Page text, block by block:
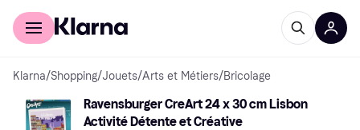
Acheter avec Klarna
Klarna/Shopping/Jouets/Arts et Métiers/Bricolage
Ravensburger CreArt 24 x 30 cm Lisbon
Activité Détente et Créative